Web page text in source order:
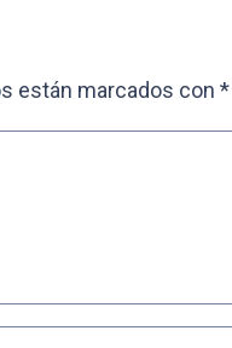
están marcados con *